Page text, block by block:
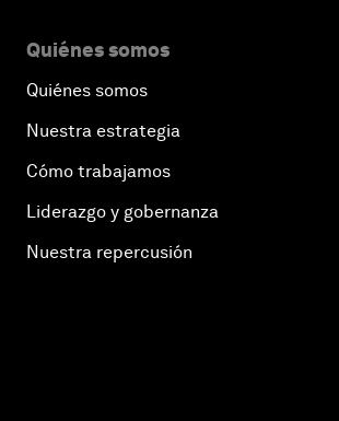
Quiénes somos
Quiénes somos
Nuestra estrategia
Cómo trabajamos
Liderazgo y gobernanza
Nuestra repercusión